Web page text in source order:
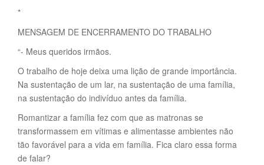
*
MENSAGEM DE ENCERRAMENTO DO TRABALHO
“- Meus queridos irmãos.
O trabalho de hoje deixa uma lição de grande importância.
Na sustentação de um lar, na sustentação de uma família,
na sustentação do indivíduo antes da família.
Romantizar a família fez com que as matronas se
transformassem em vítimas e alimentasse ambientes não
tão favorável para a vida em família. Fica claro essa forma
de falar?